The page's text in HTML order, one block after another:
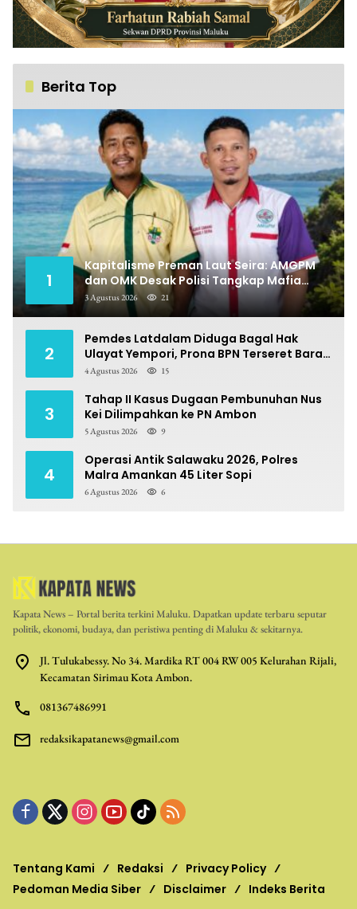
Berita Top
1
Kapitalisme Preman Laut Seira: AMGPM
dan OMK Desak Polisi Tangkap Mafia
Pungli
3 Agustus 2026 21
2
Pemdes Latdalam Diduga Bagal Hak
Ulayat Yempori, Prona BPN Terseret Bara
Sengketa
4 Agustus 2026 15
3
Tahap II Kasus Dugaan Pembunuhan Nus
Kei Dilimpahkan ke PN Ambon
5 Agustus 2026 9
4
Operasi Antik Salawaku 2026, Polres
Malra Amankan 45 Liter Sopi
6 Agustus 2026 6
Kapata News – Portal berita terkini Maluku. Dapatkan update terbaru seputar
politik, ekonomi, budaya, dan peristiwa penting di Maluku & sekitarnya.
Jl. Tulukabessy. No 34. Mardika RT 004 RW 005 Kelurahan Rijali,
Kecamatan Sirimau Kota Ambon.
081367486991
redaksikapatanews@gmail.com
Tentang Kami Redaksi
Privacy Policy
Pedoman Media Siber
Disclaimer Indeks Berita